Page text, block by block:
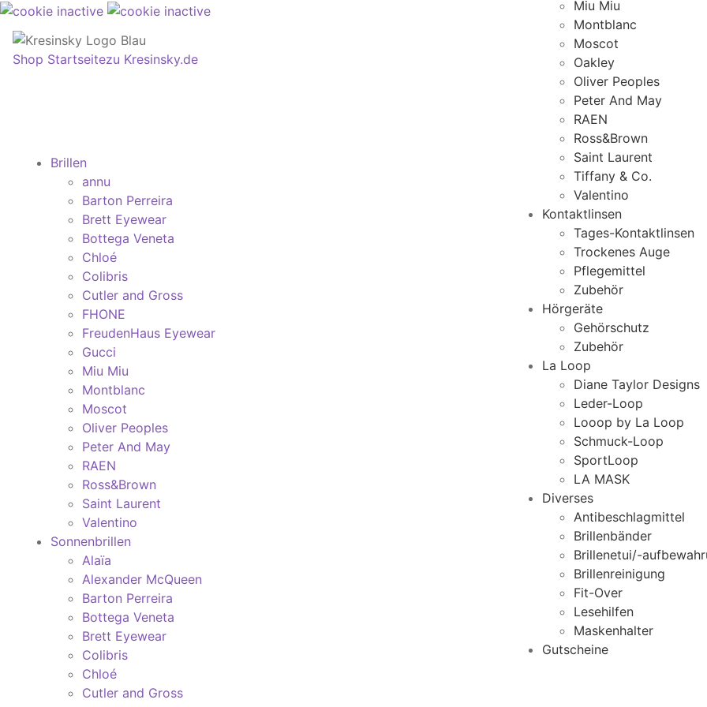
Shop Startseitezu Kresinsky.de
Miu Miu
Montblanc
Moscot
Oakley
Oliver Peoples
Peter And May
RAEN
Ross&Brown
Saint Laurent
Tiffany & Co.
Valentino
Kontaktlinsen
Tages-Kontaktlinsen
Trockenes Auge
Pflegemittel
Zubehör
Hörgeräte
Gehörschutz
Zubehör
La Loop
Diane Taylor Designs
Leder-Loop
Looop by La Loop
Schmuck-Loop
SportLoop
LA MASK
Diverses
Antibeschlagmittel
Brillenbänder
Brillenetui/-
Brillenreinigung
Fit-Over
Lesehilfen
Maskenhalter
Gutscheine
Brillen
annu
Barton Perreira
Brett Eyewear
Bottega Veneta
Chloé
Colibris
Cutler and Gross
FHONE
FreudenHaus Eyewear
Gucci
Miu Miu
Montblanc
Moscot
Oliver Peoples
Peter And May
RAEN
Ross&Brown
Saint Laurent
Valentino
Sonnenbrillen
Alaïa
Alexander McQueen
Barton Perreira
Bottega Veneta
Brett Eyewear
Colibris
Chloé
Cutler and Gross